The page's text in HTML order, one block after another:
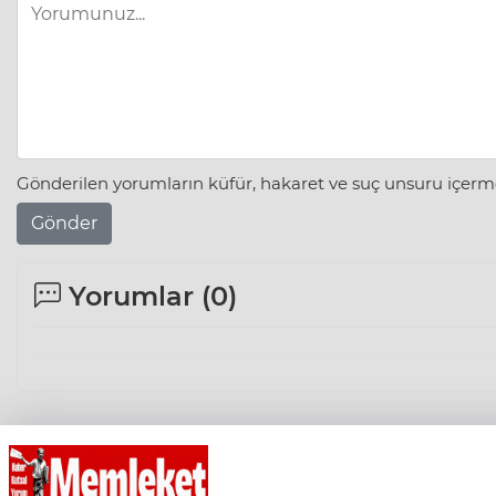
Gönderilen yorumların küfür, hakaret ve suç unsuru
Gönder
Yorumlar (0)